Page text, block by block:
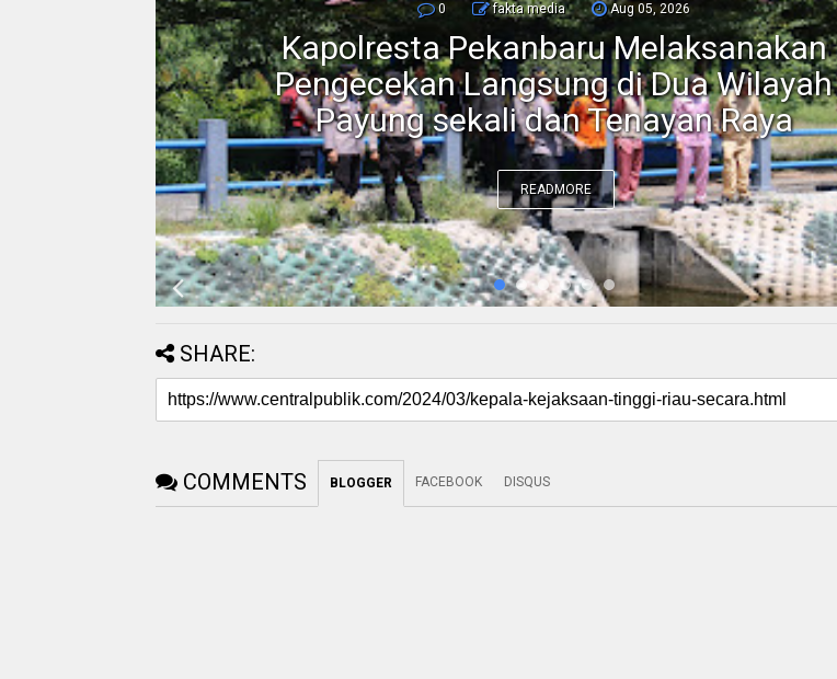
0 fakta media Aug 05, 2026
Kapolresta Pekanbaru Melaksanakan
Pengecekan Langsung di Dua Wilayah
Payung sekali dan Tenayan Raya
READMORE
SHARE:
COMMENTS BLOGGER FACEBOOK DISQUS